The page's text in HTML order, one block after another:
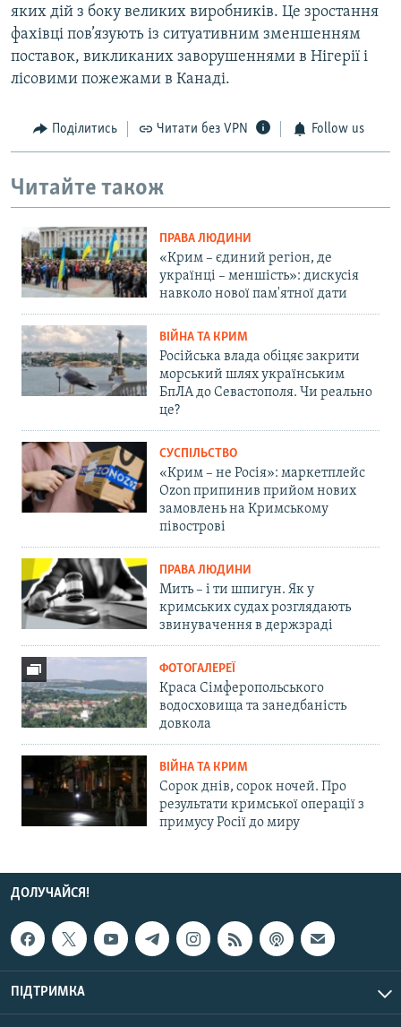
яких дій з боку великих виробників. Це зростання
фахівці пов’язують із ситуативним зменшенням
поставок, викликаних заворушеннями в Нігерії і
лісовими пожежами в Канаді.
Поділитись Читати без VPN Follow us
Читайте також
ПРАВА ЛЮДИНИ
«Крим – єдиний регіон, де
українці – меншість»: дискусія
навколо нової пам'ятної дати
ВІЙНА ТА КРИМ
Російська влада обіцяє закрити
морський шлях українським
БпЛА до Севастополя. Чи реально
це?
СУСПІЛЬСТВО
«Крим – не Росія»: маркетплейс
Ozon припинив прийом нових
замовлень на Кримському
півострові
ПРАВА ЛЮДИНИ
Мить – і ти шпигун. Як у
кримських судах розглядають
звинувачення в держзраді
ФОТОГАЛЕРЕЇ
Краса Сімферопольського
водосховища та занедбаність
довкола
ВІЙНА ТА КРИМ
Сорок днів, сорок ночей. Про
результати кримської операції з
примусу Росії до миру
ДОЛУЧАЙСЯ!
ПІДТРИМКА